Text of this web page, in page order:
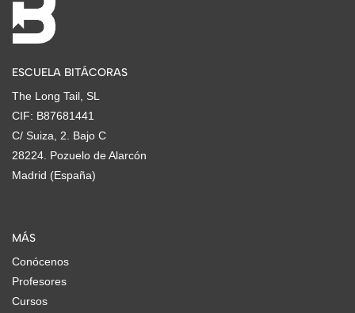
ESCUELA BITÁCORAS
The Long Tail, SL
CIF: B87681441
C/ Suiza, 2. Bajo C
28224. Pozuelo de Alarcón
Madrid (España)
MÁS
Conócenos
Profesores
Cursos